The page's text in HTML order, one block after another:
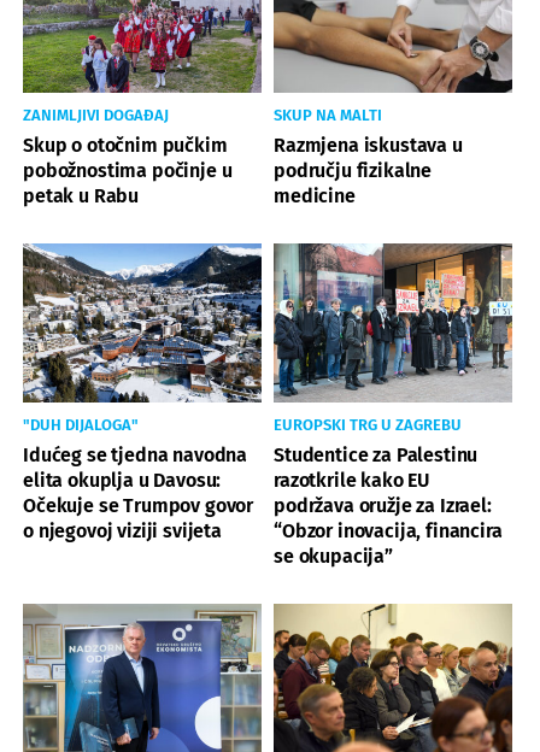
ZANIMLJIVI DOGAĐAJ
Skup o otočnim pučkim
pobožnostima počinje u
petak u Rabu
SKUP NA MALTI
Razmjena iskustava u
području fizikalne
medicine
"DUH DIJALOGA"
Idućeg se tjedna navodna
elita okuplja u Davosu:
Očekuje se Trumpov govor
o njegovoj viziji svijeta
EUROPSKI TRG U ZAGREBU
Studentice za Palestinu
razotkrile kako EU
podržava oružje za Izrael:
“Obzor inovacija, financira
se okupacija”